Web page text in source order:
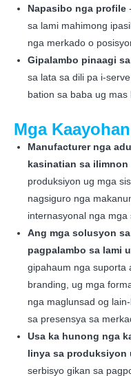
Napasibo nga profile
sa lami mahimong
nga merkado o
Gipalambo pinaagi
sa lata sa dili pa i-
bation sa baba ug mas
Mga
Manufacturer nga
kasinatian sa ilimnon
produksiyon ug mga
nagsiguro nga
internasyonal nga mga
Ang mga solusyon
pagpalambo sa lami
gipahaum nga suporta
branding, ug mga
nga maglunsad og
sa presensya sa
Usa ka hunong nga
linya sa produksiyon
serbisyo gikan sa